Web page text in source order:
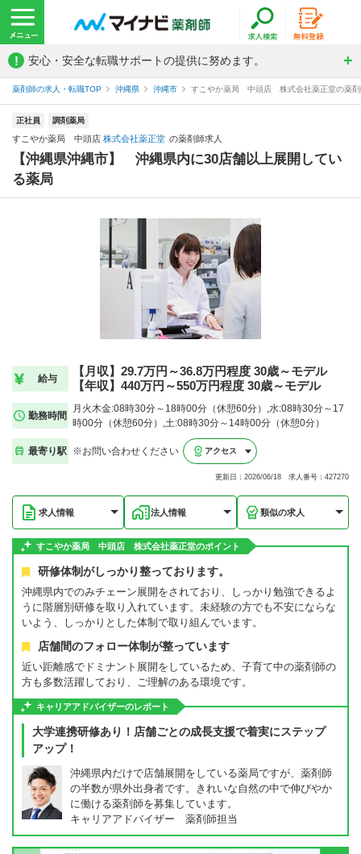
! 安心・安全な転職サポートの提供に努めます。
薬剤師の求人・転職TOP 沖縄県 沖縄市 すこやか薬局 中頭店 株式会社薬正堂の薬剤
正社員 調剤薬局
すこやか薬局 中頭店 株式会社薬正堂 の薬剤師求人
【沖縄県沖縄市】 沖縄県内に30店舗以上展開してい
る薬局
給与
【月収】29.7万円～36.8万円程度 30歳～モデル
【年収】440万円～550万円程度 30歳～モデル
勤務時間
月火木金:08時30分～18時00分（休憩60分）,水:08時30分～17
時00分（休憩60分）,土:08時30分～14時00分（休憩0分）
最寄り駅 ※お問い合わせください アクセス
更新日：2026/06/18 求人番号：427270
求人情報 法人情報 類似の求人
すこやか薬局 中頭店 株式会社薬正堂のポイント
研修体制がしっかり整っております。
沖縄県内でのみチェーン展開をされており、しっかり勉強できるよ
うに階層別研修を取り入れています。未経験の方でも不安にならな
いよう、しっかりとした体制で取り組んでいます。
店舗間のフォロー体制が整っています
近い距離感でドミナント展開をしているため、子育て中の薬剤師の
方も多数活躍しており、ご理解のある環境です。
キャリアアドバイザーのレポート
大学連携研修あり！店舗ごとの成長支援で着実にステップ
アップ！
沖縄県内だけで店舗展開をしている薬局ですが、薬剤師
の半数が県外出身者です。きれいな自然の中で伸びやか
に働ける薬剤師を募集しています。
キャリアアドバイザー 薬剤師担当